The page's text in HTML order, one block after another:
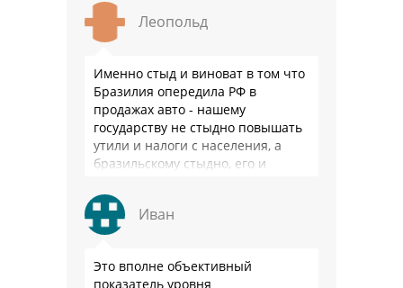
Леопольд
Именно стыд и виноват в том что
Бразилия опередила РФ в
продажах авто - нашему
государству не стыдно повышать
утили и налоги с населения, а
бразильскому стыдно, его и
Иван
Это вполне объективный
показатель уровня